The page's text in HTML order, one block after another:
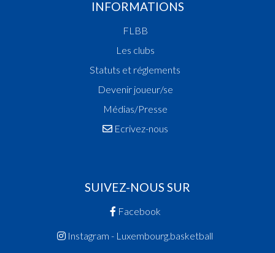
INFORMATIONS
FLBB
Les clubs
Statuts et réglements
Devenir joueur/se
Médias/Presse
Ecrivez-nous
SUIVEZ-NOUS SUR
Facebook
Instagram - Luxembourg.basketball